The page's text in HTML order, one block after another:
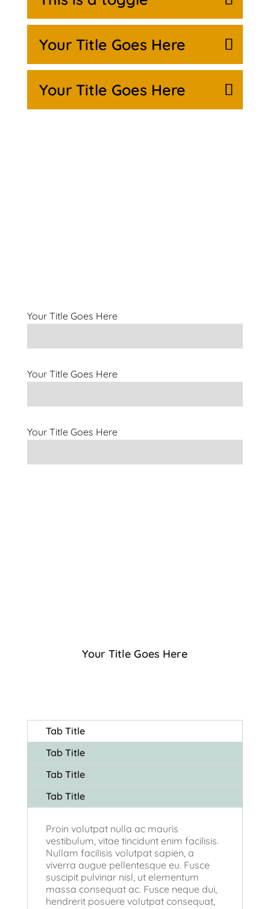
Your Title Goes Here
Your Title Goes Here
Your Title Goes Here
Your Title Goes Here
Your Title Goes Here
Your Title Goes Here
Tab Title
Tab Title
Tab Title
Tab Title
Proin volutpat nulla ac mauris
vestibulum, vitae tincidunt enim facilisis.
Nullam facilisis volutpat sapien, a
viverra augue pellentesque eu. Fusce
suscipit pulvinar nisl, ut elementum
massa consequat ac. Fusce neque dui,
hendrerit posuere volutpat consequat,